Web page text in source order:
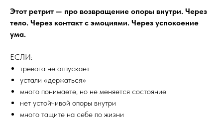
Этот ретрит — про возвращение опоры внутри. Через
тело. Через контакт с эмоциями. Через успокоение
ума.
ЕСЛИ:
тревога не отпускает
устали «держаться»
много понимаете, но не меняется состояние
нет устойчивой опоры внутри
много тащите на себе по жизни